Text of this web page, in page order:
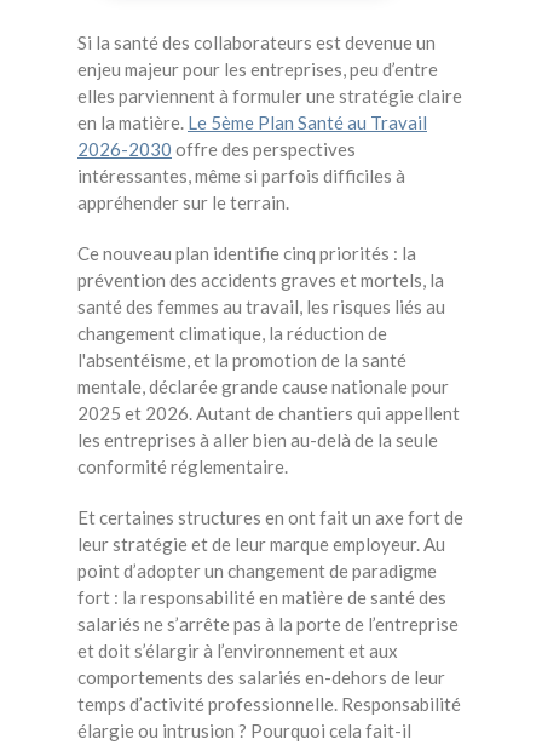
Si la santé des collaborateurs est devenue un
enjeu majeur pour les entreprises, peu d’entre
elles parviennent à formuler une stratégie claire
en la matière. Le 5ème Plan Santé au Travail
2026-2030 offre des perspectives
intéressantes, même si parfois difficiles à
appréhender sur le terrain.
Ce nouveau plan identifie cinq priorités : la
prévention des accidents graves et mortels, la
santé des femmes au travail, les risques liés au
changement climatique, la réduction de
l'absentéisme, et la promotion de la santé
mentale, déclarée grande cause nationale pour
2025 et 2026. Autant de chantiers qui appellent
les entreprises à aller bien au-delà de la seule
conformité réglementaire.
Et certaines structures en ont fait un axe fort de
leur stratégie et de leur marque employeur. Au
point d’adopter un changement de paradigme
fort : la responsabilité en matière de santé des
salariés ne s’arrête pas à la porte de l’entreprise
et doit s’élargir à l’environnement et aux
comportements des salariés en-dehors de leur
temps d’activité professionnelle. Responsabilité
élargie ou intrusion ? Pourquoi cela fait-il